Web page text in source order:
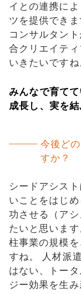
イとの連携に
ツを提供でき
コンサルタン
合クリエイテ
いきたいですね
みんなで育て
成長し、実を結
今後ど
すか？
シードアシス
いことをはじ
功させる（ア
たいと思いま
柱事業の規模
すね。 人材派
はない、トー
ジー効果を生